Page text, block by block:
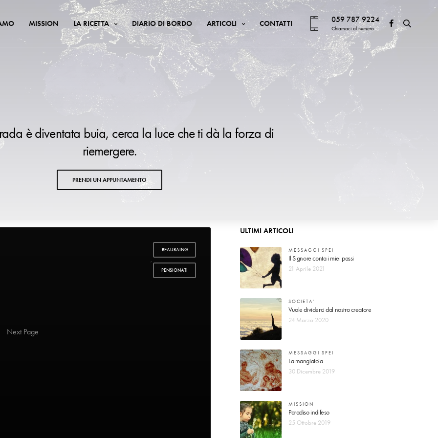
MISSION LA RICETTA DIARIO DI BORDO ARTICOLI CONTATTI 059 787 9224
Chiamaci al numero
è diventata buia, cerca la luce che ti dà la forza di
riemergere.
PRENDI UN APPUNTAMENTO
BEAURAING
,
PENSIONATI
Next Page
ULTIMI ARTICOLI
MESSAGGI SPEI
Il Signore conta i miei passi
21 Aprile 2021
SOCIETA'
Vuole dividerci dal nostro creatore
24 Marzo 2020
MESSAGGI SPEI
La mangiatoia
30 Dicembre 2019
MISSION
Paradiso indifeso
25 Ottobre 2019